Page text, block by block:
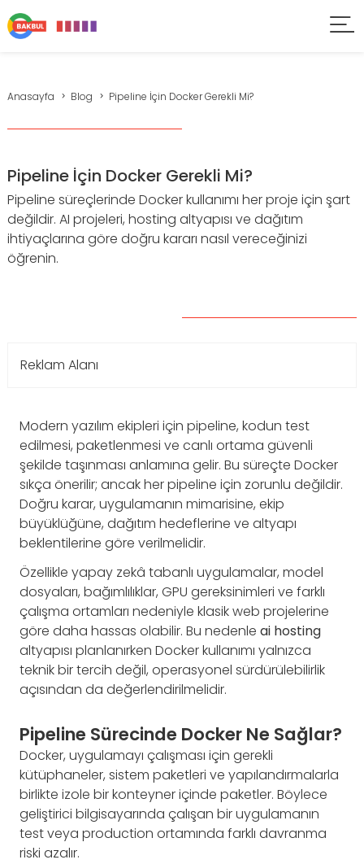
Anasayfa Blog Pipeline İçin Docker Gerekli Mi?
Pipeline İçin Docker Gerekli Mi?
Pipeline süreçlerinde Docker kullanımı her proje için şart
değildir. AI projeleri, hosting altyapısı ve dağıtım
ihtiyaçlarına göre doğru kararı nasıl vereceğinizi
öğrenin.
Reklam Alanı
Modern yazılım ekipleri için pipeline, kodun test
edilmesi, paketlenmesi ve canlı ortama güvenli
şekilde taşınması anlamına gelir. Bu süreçte Docker
sıkça önerilir; ancak her pipeline için zorunlu değildir.
Doğru karar, uygulamanın mimarisine, ekip
büyüklüğüne, dağıtım hedeflerine ve altyapı
beklentilerine göre verilmelidir.
Özellikle yapay zekâ tabanlı uygulamalar, model
dosyaları, bağımlılıklar, GPU gereksinimleri ve farklı
çalışma ortamları nedeniyle klasik web projelerine
göre daha hassas olabilir. Bu nedenle ai hosting
altyapısı planlanırken Docker kullanımı yalnızca
teknik bir tercih değil, operasyonel sürdürülebilirlik
açısından da değerlendirilmelidir.
Pipeline Sürecinde Docker Ne Sağlar?
Docker, uygulamayı çalışması için gerekli
kütüphaneler, sistem paketleri ve yapılandırmalarla
birlikte izole bir konteyner içinde paketler. Böylece
geliştirici bilgisayarında çalışan bir uygulamanın
test veya production ortamında farklı davranma
riski azalır.